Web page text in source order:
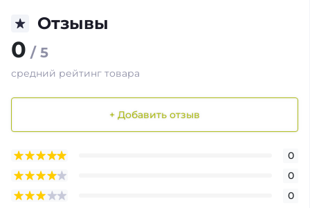
Отзывы
0 / 5
средний рейтинг товара
+ Добавить отзыв
0
0
0